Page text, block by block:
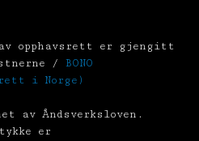
opphavsrett er gjengitt
/ BONO
i Norge)
av Åndsverksloven.
er